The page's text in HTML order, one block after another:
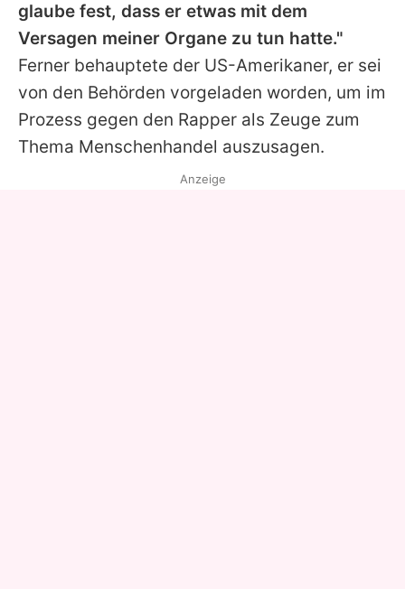
glaube fest, dass er etwas mit dem
Versagen meiner Organe zu tun hatte."
Ferner behauptete der US-Amerikaner, er sei
von den Behörden vorgeladen worden, um im
Prozess gegen den Rapper als Zeuge zum
Thema Menschenhandel auszusagen.
Anzeige